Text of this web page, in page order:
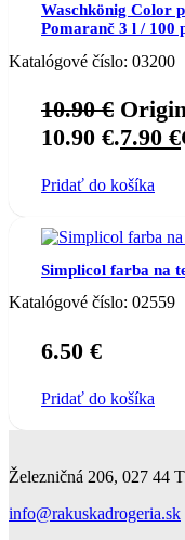
Waschkönig Color
Pomaranč 3 l / 100
Katalógové číslo: 03200
10.90€
10.90 €.7.90 €
Pridať do košíka
Simplicol farba na
Katalógové číslo: 02559
6.50 €
Pridať do košíka
Železničná 206, 027 44
info@rakuskadrogeria.sk